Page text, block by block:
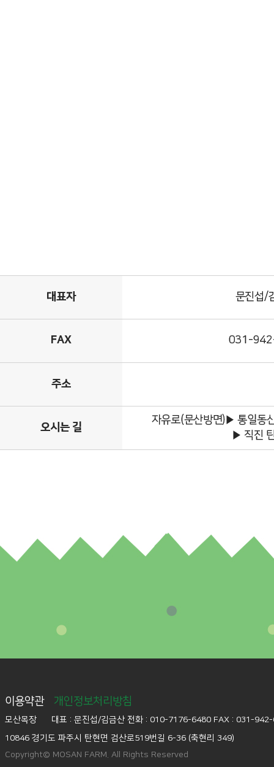
대표자 문진섭/
FAX 031-
주소
오시는 길
자유로(문산방면)▶ 통일동
▶ 직진
이용약관 개인정보처리방침
모산목장 대표 : 문진섭/김금산 전화 : 010-7176-6480 FAX : 031-
10846 경기도 파주시 탄현면 검산로519번길 6-36 (축현리 349)
Copyright© MOSAN FARM. All Rights Reserved